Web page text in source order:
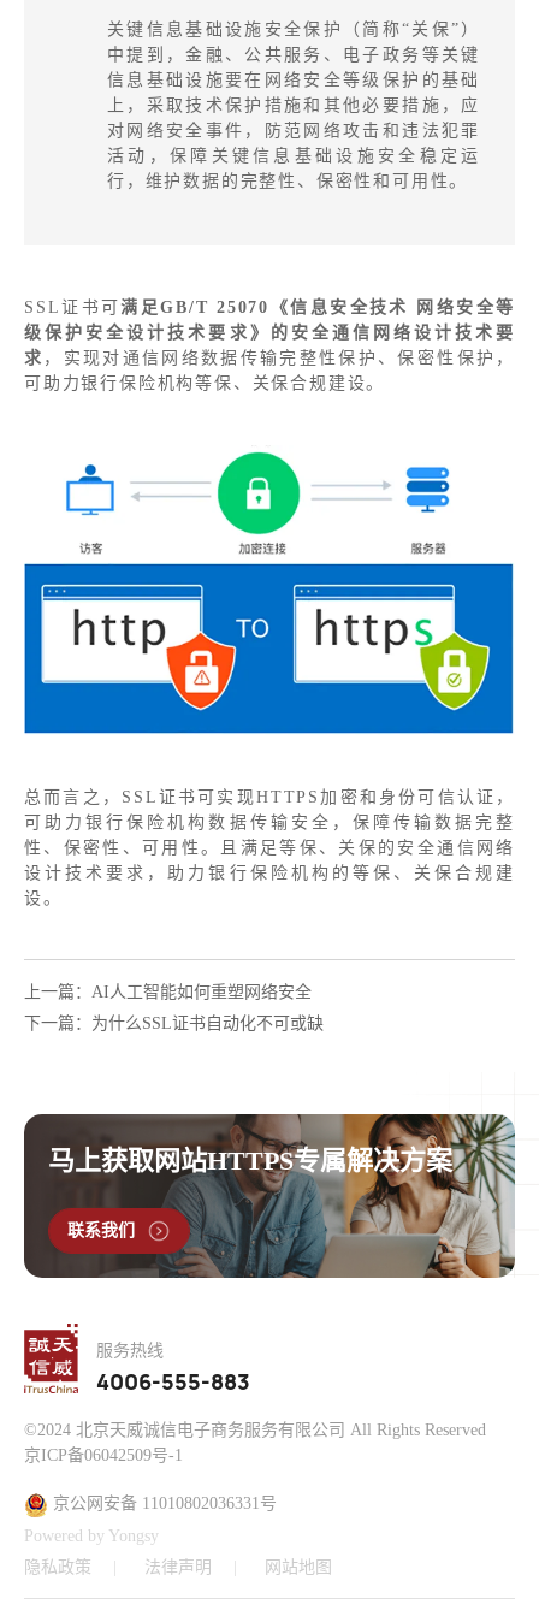
关键信息基础设施安全保护（简称“关保”）
中提到，金融、公共服务、电子政务等关键
信息基础设施要在网络安全等级保护的基础
上，采取技术保护措施和其他必要措施，应
对网络安全事件，防范网络攻击和违法犯罪
活动，保障关键信息基础设施安全稳定运
行，维护数据的完整性、保密性和可用性。
SSL证书可满足GB/T 25070《信息安全技术 网络安全等
级保护安全设计技术要求》的安全通信网络设计技术要
求 ，实现对通信网络数据传输完整性保护、保密性保护，
可助力银行保险机构等保、关保合规建设。
总而言之， SSL证书可实现HTTPS加密和身份可信认证，
可助力银行保险机构数据传输安全，保障传输数据完整
性、保密性、可用性。且满足等保、关保的安全通信网络
设计技术要求，助力银行保险机构的等保、关保合规建
设。
上一篇：AI人工智能如何重塑网络安全
下一篇：为什么SSL证书自动化不可或缺
马上获取网站HTTPS专属解决方案
联系我们
服务热线
4006-555-883
©2024 北京天威诚信电子商务服务有限公司 All Rights Reserved
京ICP备06042509号-1
京公网安备 11010802036331号
Powered by Yongsy
隐私政策
法律声明 网站地图